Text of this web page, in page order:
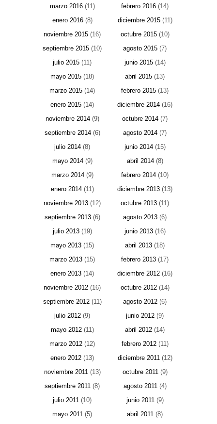
marzo 2016(11) febrero 2016 (14)
enero 2016(8) diciembre 2015(11)
noviembre 2015 (16) octubre 2015(10)
septiembre 2015 (10) agosto 2015 (7)
julio 2015 (11) junio 2015(14)
mayo 2015 (18) abril 2015 (13)
marzo 2015 (14) febrero 2015 (13)
enero 2015 (14) diciembre 2014 (16)
noviembre 2014(9) octubre 2014 (7)
septiembre 2014(6) agosto 2014 (7)
julio 2014 (8) junio 2014(15)
mayo 2014(9) abril 2014(8)
marzo 2014(9) febrero 2014 (10)
enero 2014(11) diciembre 2013 (13)
noviembre 2013 (12) octubre 2013 (11)
septiembre 2013(6) agosto 2013 (6)
julio 2013(19) junio 2013(16)
mayo 2013 (15) abril 2013 (18)
marzo 2013 (15) febrero 2013 (17)
enero 2013 (14) diciembre 2012 (16)
noviembre 2012 (16) octubre 2012(14)
septiembre 2012(11) agosto 2012 (6)
julio 2012 (9) junio 2012 (9)
mayo 2012(11) abril 2012 (14)
marzo 2012 (12) febrero 2012(11)
enero 2012 (13) diciembre 2011(12)
noviembre 2011(13) octubre 2011(9)
septiembre 2011 (8) agosto 2011(4)
julio 2011 (10) junio 2011(9)
mayo 2011 (5) abril 2011 (8)